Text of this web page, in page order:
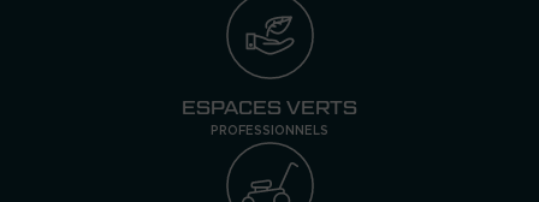
ESPACES VERTS
PROFESSIONNELS